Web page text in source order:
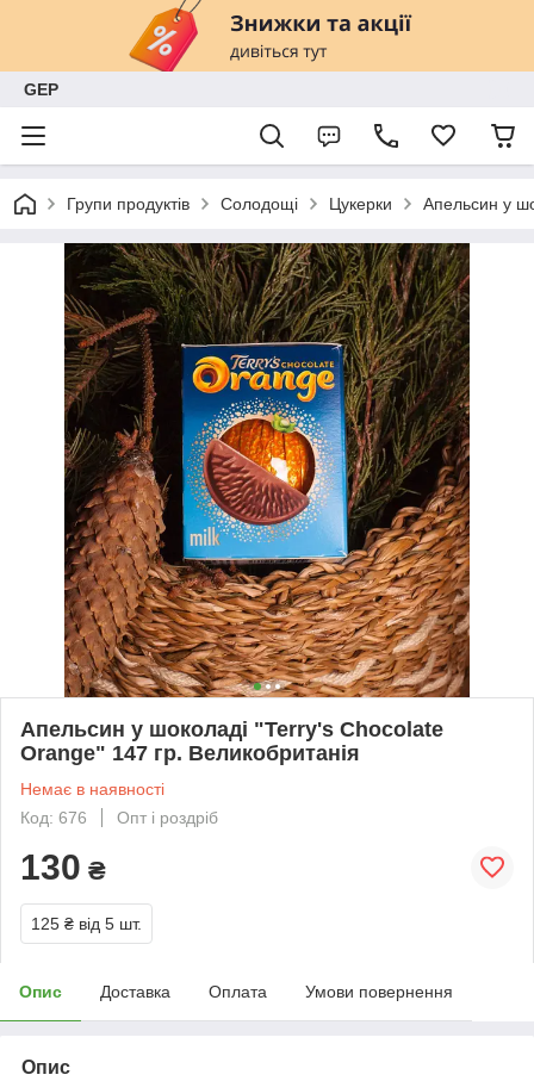
GEP
Групи продуктів Солодощі Цукерки Апельсин у
Апельсин у шоколаді "Terry's Chocolate
Orange" 147 гр. Великобританія
Немає в наявності
Код: 676
Опт і роздріб
130 ₴
125 ₴ від 5 шт.
Опис Доставка Оплата Умови повернення
Опис